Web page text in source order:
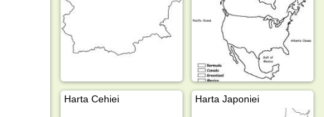
Harta Cehiei Harta Japoniei